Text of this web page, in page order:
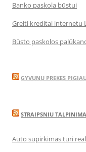
Banko paskola būstui
Greiti kreditai internetu
Būsto paskolos
GYVUNU PREKES
STRAIPSNIU
Auto supirkimas turi